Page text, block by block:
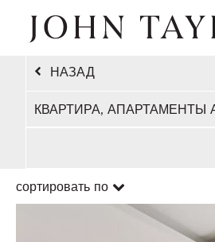
НАЗАД
КВАРТИРА, АПАРТАМЕНТЫ
сортировать по